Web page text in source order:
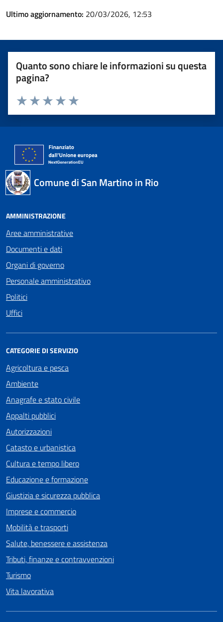
Ultimo aggiornamento: 20/03/2026, 12:53
Quanto sono chiare le informazioni su questa
pagina?
Valuta 5 stelle su 5
Valuta 4 stelle su 5
Valuta 3 stelle su 5
Valuta 2 stelle su 5
Valuta 1 stelle su 5
Comune di San Martino in Rio
AMMINISTRAZIONE
Aree amministrative
Documenti e dati
Organi di governo
Personale amministrativo
Politici
Uffici
CATEGORIE DI SERVIZIO
Agricoltura e pesca
Ambiente
Anagrafe e stato civile
Appalti pubblici
Autorizzazioni
Catasto e urbanistica
Cultura e tempo libero
Educazione e formazione
Giustizia e sicurezza pubblica
Imprese e commercio
Mobilità e trasporti
Salute, benessere e assistenza
Tributi, finanze e contravvenzioni
Turismo
Vita lavorativa